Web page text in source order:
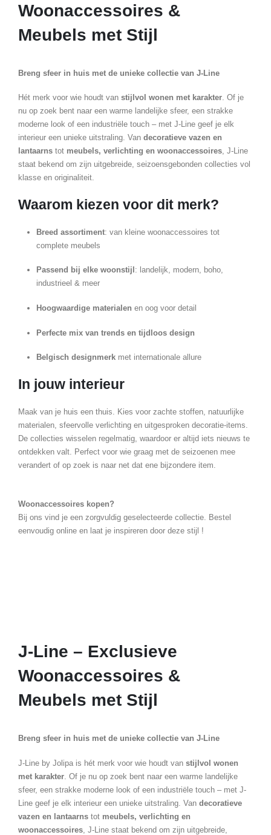
Woonaccessoires &
Meubels met Stijl
Breng sfeer in huis met de unieke collectie van J-Line
Hét merk voor wie houdt van stijlvol wonen met karakter. Of je
nu op zoek bent naar een warme landelijke sfeer, een strakke
moderne look of een industriële touch – met J-Line geef je elk
interieur een unieke uitstraling. Van decoratieve vazen en
lantaarns tot meubels, verlichting en woonaccessoires, J-Line
staat bekend om zijn uitgebreide, seizoensgebonden collecties vol
klasse en originaliteit.
Waarom kiezen voor dit merk?
Breed assortiment: van kleine woonaccessoires tot
complete meubels
Passend bij elke woonstijl : landelijk, modern, boho,
industrieel & meer
Hoogwaardige materialen en oog voor detail
Perfecte mix van trends en tijdloos design
Belgisch designmerkmet internationale allure
In jouw interieur
Maak van je huis een thuis. Kies voor zachte stoffen, natuurlijke
materialen, sfeervolle verlichting en uitgesproken decoratie-items.
De collecties wisselen regelmatig, waardoor er altijd iets nieuws te
ontdekken valt. Perfect voor wie graag met de seizoenen mee
verandert of op zoek is naar net dat ene bijzondere item.
Woonaccessoires kopen?
Bij ons vind je een zorgvuldig geselecteerde collectie. Bestel
eenvoudig online en laat je inspireren door deze stijl !
J-Line – Exclusieve
Woonaccessoires &
Meubels met Stijl
Breng sfeer in huis met de unieke collectie van J-Line
J-Line by Jolipa is hét merk voor wie houdt van stijlvol wonen
met karakter . Of je nu op zoek bent naar een warme landelijke
sfeer, een strakke moderne look of een industriële touch – met J-
Line geef je elk interieur een unieke uitstraling. Van decoratieve
vazen en lantaarns tot meubels, verlichting en
woonaccessoires , J-Line staat bekend om zijn uitgebreide,